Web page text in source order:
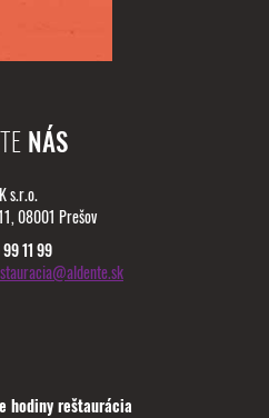
NÁS
s.r.o.
08001 Prešov
11 99
hodiny reštaurácia